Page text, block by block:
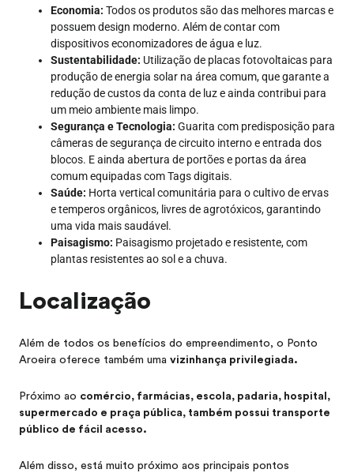
Economia: Todos os produtos são das melhores marcas e
possuem design moderno. Além de contar com
dispositivos economizadores de água e luz.
Sustentabilidade: Utilização de placas fotovoltaicas para
produção de energia solar na área comum, que garante a
redução de custos da conta de luz e ainda contribui para
um meio ambiente mais limpo.
Segurança e Tecnologia: Guarita com predisposição para
câmeras de segurança de circuito interno e entrada dos
blocos. E ainda abertura de portões e portas da área
comum equipadas com Tags digitais.
Saúde: Horta vertical comunitária para o cultivo de ervas
e temperos orgânicos, livres de agrotóxicos, garantindo
uma vida mais saudável.
Paisagismo: Paisagismo projetado e resistente, com
plantas resistentes ao sol e a chuva.
Localização
Além de todos os benefícios do empreendimento, o Ponto
Aroeira oferece também uma vizinhança privilegiada.
Próximo ao comércio, farmácias, escola, padaria, hospital,
supermercado e praça pública, também possui transporte
público de fácil acesso.
Além disso, está muito próximo aos principais pontos